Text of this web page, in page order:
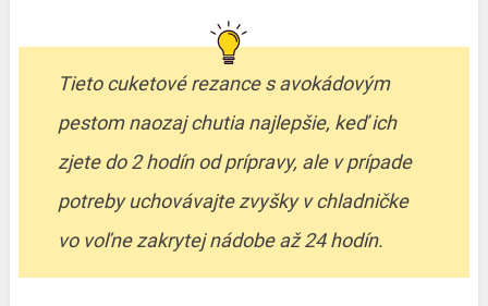
Tieto cuketové rezance s avokádovým
pestom naozaj chutia najlepšie, keď ich
zjete do 2 hodín od prípravy, ale v prípade
potreby uchovávajte zvyšky v chladničke
vo voľne zakrytej nádobe až 24 hodín.